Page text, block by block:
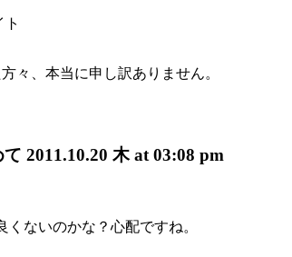
々、本当に申し訳ありません。
て 2011.10.20 木 at 03:08 pm
ないのかな？心配ですね。